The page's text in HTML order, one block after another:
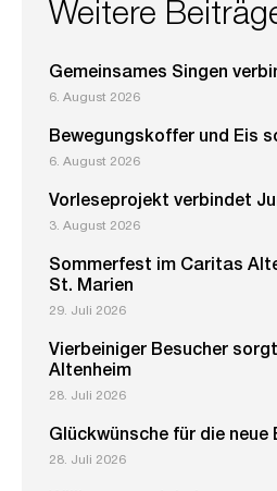
Weitere
Gemeinsames Singen
6. August 2026
Bewegungskoffer und Eis
6. August 2026
Vorleseprojekt verbindet
3. August 2026
Sommerfest im Caritas
St. Marien
29. Juli 2026
Vierbeiniger Besucher
Altenheim
28. Juli 2026
Glückwünsche für die neue
28. Juli 2026